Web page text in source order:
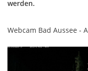
werden.
Webcam Bad Aussee -